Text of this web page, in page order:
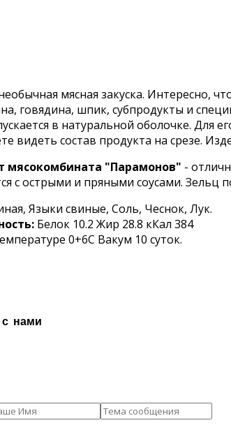
мясная закуска. Интересно,
говядина, шпик, субпродукты и
в натуральной оболочке. Для
видеть состав продукта на срезе.
мясокомбината "Парамонов" -
с острыми и пряными соусами. Зельц
Языки свиные, Соль, Чеснок, Лук.
Белок 10.2 Жир 28.8 кКал 384
0+6С Вакум 10 суток.
нами